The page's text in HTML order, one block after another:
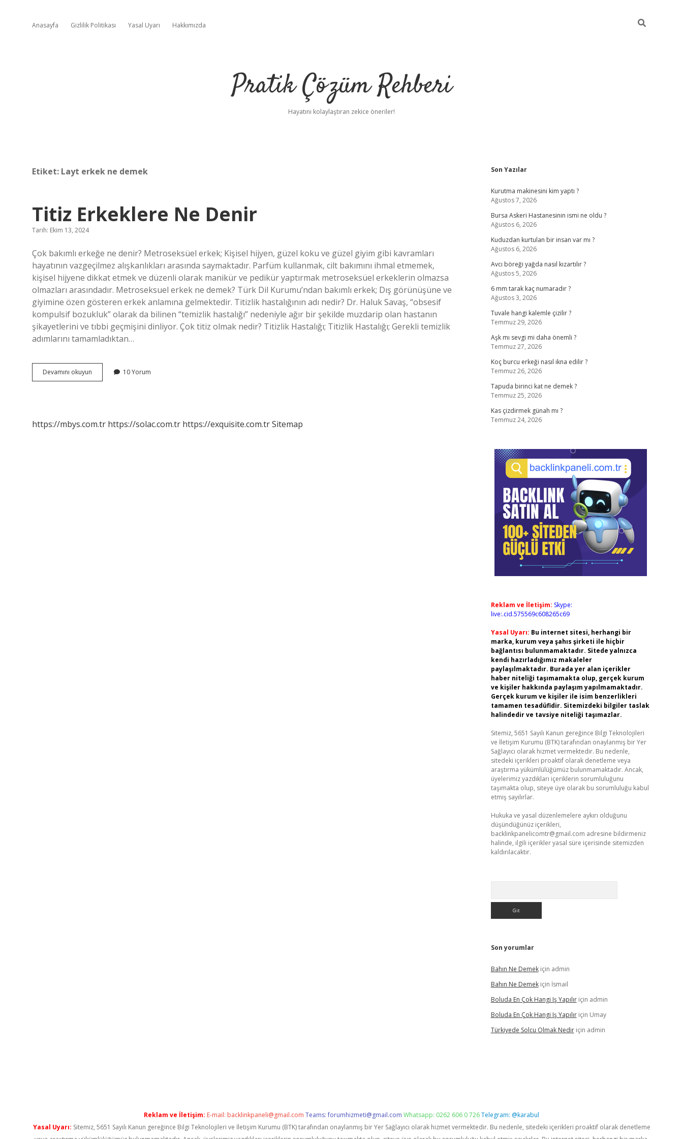
Anasayfa Gizlilik Politikası Yasal Uyarı Hakkımızda
Pratik Çözüm Rehberi
Hayatını kolaylaştıran zekice öneriler!
Etiket: Layt erkek ne demek
Titiz Erkeklere Ne Denir
Tarih: Ekim 13, 2024
Çok bakımlı erkeğe ne denir? Metroseksüel erkek; Kişisel hijyen, güzel koku ve güzel giyim gibi kavramları
hayatının vazgeçilmez alışkanlıkları arasında saymaktadır. Parfüm kullanmak, cilt bakımını ihmal etmemek,
kişisel hijyene dikkat etmek ve düzenli olarak manikür ve pedikür yaptırmak metroseksüel erkeklerin olmazsa
olmazları arasındadır. Metroseksuel erkek ne demek? Türk Dil Kurumu’ndan bakımlı erkek; Dış görünüşüne ve
giyimine özen gösteren erkek anlamına gelmektedir. Titizlik hastalığının adı nedir? Dr. Haluk Savaş, “obsesif
kompulsif bozukluk” olarak da bilinen “temizlik hastalığı” nedeniyle ağır bir şekilde muzdarip olan hastanın
şikayetlerini ve tıbbi geçmişini dinliyor. Çok titiz olmak nedir? Titizlik Hastalığı; Titizlik Hastalığı; Gerekli temizlik
adımlarını tamamladıktan…
Devamını okuyun
Erkeklere
10 Yorum
https://mbys.com.tr https://solac.com.tr https://exquisite.com.trSitemap
Sidebar
Son Yazılar
Kurutma makinesini kim yaptı ?
Ağustos 7, 2026
Bursa Askeri Hastanesinin ismi ne oldu ?
Ağustos 6, 2026
Kuduzdan kurtulan bir insan var mı ?
Ağustos 6, 2026
Avcı böreği yağda nasıl kızartılır ?
Ağustos 5, 2026
6 mm tarak kaç numaradır ?
Ağustos 3, 2026
Tuvale hangi kalemle çizilir ?
Temmuz 29, 2026
Aşk mı sevgi mi daha önemli ?
Temmuz 27, 2026
Koç burcu erkeği nasıl ikna edilir ?
Temmuz 26, 2026
Tapuda birinci kat ne demek ?
Temmuz 25, 2026
Kas çizdirmek günah mı ?
Temmuz 24, 2026
Reklam ve İletişim: Skype:
live:.cid.575569c608265c69
Yasal Uyarı: Bu internet sitesi, herhangi bir
marka, kurum veya şahıs şirketi ile hiçbir
bağlantısı bulunmamaktadır. Sitede yalnızca
kendi hazırladığımız makaleler
paylaşılmaktadır. Burada yer alan içerikler
haber niteliği taşımamakta olup, gerçek kurum
ve kişiler hakkında paylaşım yapılmamaktadır.
Gerçek kurum ve kişiler ile isim benzerlikleri
tamamen tesadüfidir. Sitemizdeki bilgiler taslak
halindedir ve tavsiye niteliği taşımazlar.
Sitemiz, 5651 Sayılı Kanun gereğince Bilgi Teknolojileri
ve İletişim Kurumu (BTK) tarafından onaylanmış bir Yer
Sağlayıcı olarak hizmet vermektedir. Bu nedenle,
sitedeki içerikleri proaktif olarak denetleme veya
araştırma yükümlülüğümüz bulunmamaktadır. Ancak,
üyelerimiz yazdıkları içeriklerin sorumluluğunu
taşımakta olup, siteye üye olarak bu sorumluluğu kabul
etmiş sayılırlar.
Hukuka ve yasal düzenlemelere aykırı olduğunu
düşündüğünüz içerikleri,
backlinkpanelicomtr@gmail.com adresine bildirmeniz
halinde, ilgili içerikler yasal süre içerisinde sitemizden
kaldırılacaktır.
Son yorumlar
Bahın Ne Demekiçin admin
Bahın Ne Demekiçin İsmail
Boluda En Çok Hangi Iş Yapılıriçin admin
Boluda En Çok Hangi Iş Yapılıriçin Umay
Türkiyede Solcu Olmak Nediriçin admin
Reklam ve İletişim: E-mail: backlinkpaneli@gmail.com Teams:forumhizmeti@gmail.com Whatsapp: 0262 606 0 726Telegram: @karabul
Yasal Uyarı: Sitemiz, 5651 Sayılı Kanun gereğince Bilgi Teknolojileri ve İletişim Kurumu (BTK) tarafından onaylanmış bir Yer Sağlayıcı olarak hizmet vermektedir. Bu nedenle, sitedeki içerikleri proaktif olarak denetleme